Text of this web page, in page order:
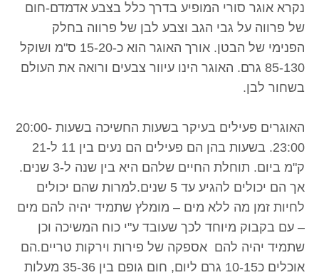
נקרא אוגר סורי המופיע בדרך כלל בצבע אדמדם-חום
של פרווה על גבי הגב וצבע לבן של פרווה בחלק
הפנימי של הבטן. אורך האוגר הוא כ-15-20 ס"מ ושוקל
85-130 גרם. האוגר הינו עיוור צבעים ורואה את העולם
בשחור לבן.
האוגרים פעילים בעיקר בשעות החשיכה בשעות 20:00-
23:00. בשעות בהן הם פעילים הם נעים בין 11 ל-21
ק"מ ביום. תוחלת החיים שלהם היא בין שנה ל-3 שנים.
אך הם יכולים להגיע עד 5 שנים.למרות שהם יכולים
לחיות זמן מה ללא מים – מומלץ שתמיד יהיה להם מים
– עם בקבוק מיוחד לכך שעובד ע"י כוח המשיכה וכן
שתמיד יהיה להם אספקה של פירות וירקות טריים.הם
אוכלים כ10-15 גרם ליום, חום גופם בין 35-36 מעלות